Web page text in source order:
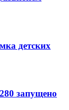
детских
запущено